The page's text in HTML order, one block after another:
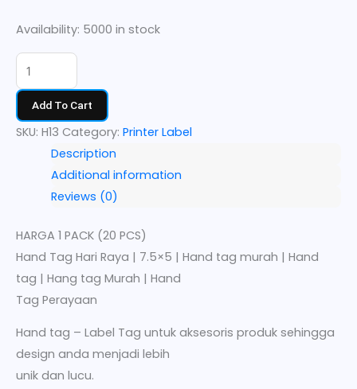
Availability: 5000 in stock
Add To Cart
SKU: H13 Category: Printer Label
Description
Additional information
Reviews (0)
HARGA 1 PACK (20 PCS)
Hand Tag Hari Raya | 7.5×5 | Hand tag murah | Hand
tag | Hang tag Murah | Hand
Tag Perayaan
Hand tag – Label Tag untuk aksesoris produk sehingga
design anda menjadi lebih
unik dan lucu.